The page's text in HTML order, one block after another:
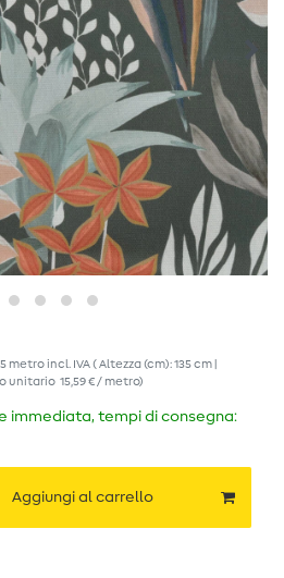
metro incl. IVA( Altezza (cm): 135 cm |
unitario 15,59 € / metro)
immediata, tempi di consegna:
Aggiungi al carrello